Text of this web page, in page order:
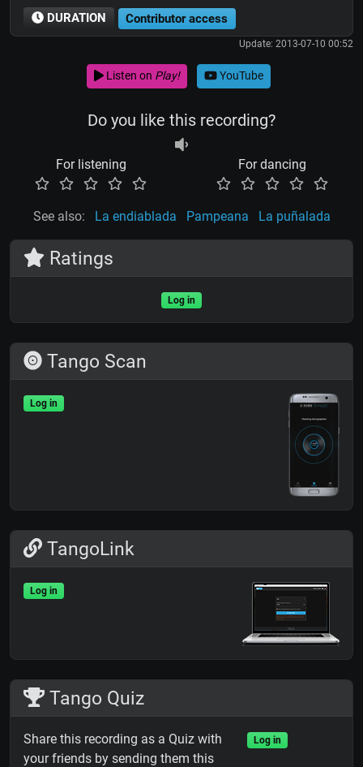
DURATION Contributor access
Update: 2013-07-10 00:52
Listen on Play! YouTube
Do you like this recording?
For listening For dancing
See also: La endiablada Pampeana La puñalada
Ratings
Log in
Tango Scan
Log in
TangoLink
Log in
Tango Quiz
Share this recording as a Quiz with
your friends by sending them this
Log in